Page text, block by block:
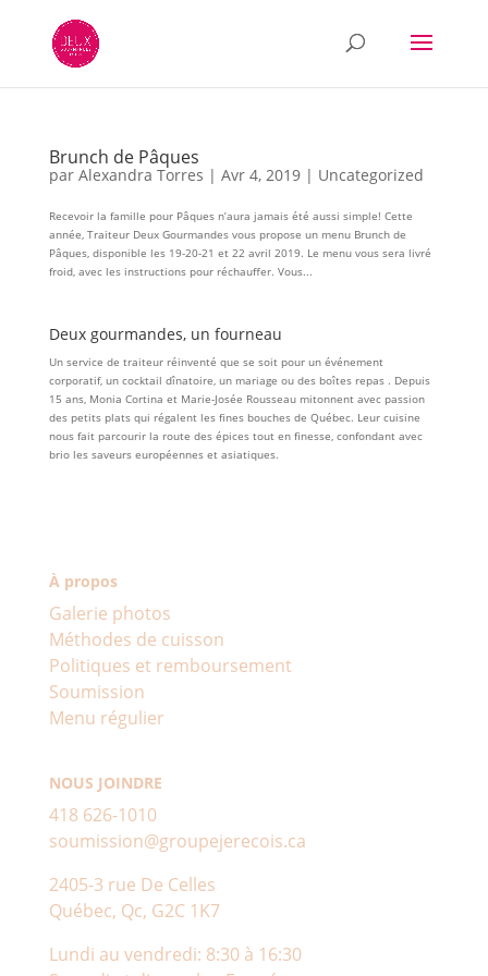
Brunch de Pâques
par Alexandra Torres | Avr 4, 2019| Uncategorized
Recevoir la famille pour Pâques n’aura jamais été aussi simple! Cette
année, Traiteur Deux Gourmandes vous propose un menu Brunch de
Pâques, disponible les 19-20-21 et 22 avril 2019. Le menu vous sera livré
froid, avec les instructions pour réchauffer. Vous...
Deux gourmandes, un fourneau
Un service de traiteur réinventé que se soit pour un événement
corporatif, un cocktail dînatoire, un mariage ou des boîtes repas . Depuis
15 ans, Monia Cortina et Marie-Josée Rousseau mitonnent avec passion
des petits plats qui régalent les fines bouches de Québec. Leur cuisine
nous fait parcourir la route des épices tout en finesse, confondant avec
brio les saveurs européennes et asiatiques.
À propos
Galerie photos
Méthodes de cuisson
Politiques et remboursement
Soumission
Menu régulier
NOUS JOINDRE
418 626-1010
soumission@groupejerecois.ca
2405-3 rue De Celles
Québec, Qc, G2C 1K7
Lundi au vendredi: 8:30 à 16:30